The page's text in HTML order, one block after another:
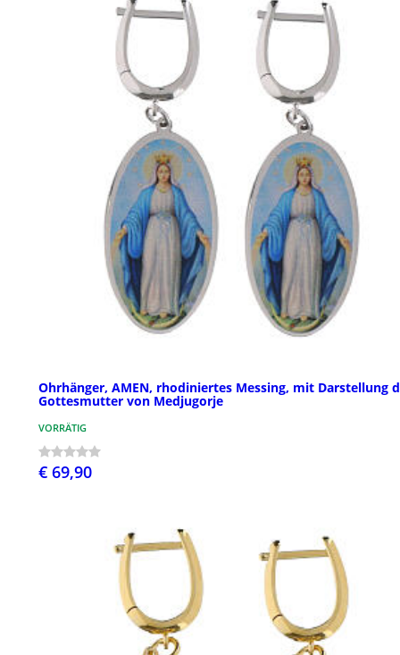
Ohrhänger, AMEN, rhodiniertes Messing, mit Darstellung
Gottesmutter von Medjugorje
VORRÄTIG
€ 69,90